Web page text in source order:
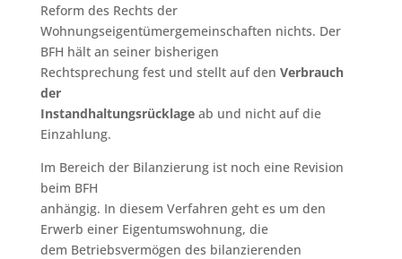
Reform des Rechts der
Wohnungseigentümergemeinschaften nichts. Der
BFH hält an seiner bisherigen
Rechtsprechung fest und stellt auf den Verbrauch
der
Instandhaltungsrücklageab und nicht auf die
Einzahlung.
Im Bereich der Bilanzierung ist noch eine Revision
beim BFH
anhängig. In diesem Verfahren geht es um den
Erwerb einer Eigentumswohnung, die
dem Betriebsvermögen des bilanzierenden